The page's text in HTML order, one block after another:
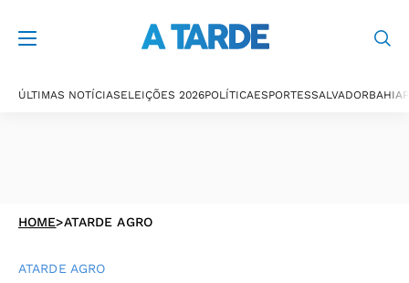
ÚLTIMAS NOTÍCIASELEIÇÕES 2026POLÍTICAESPORTESSALVADORBAHIA
HOME>ATARDE AGRO
ATARDE AGRO